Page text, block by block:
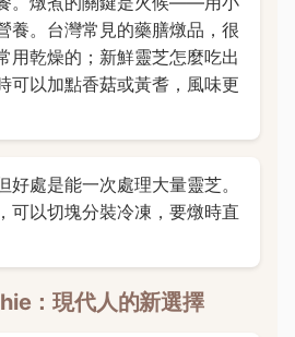
養。台灣常見的藥膳燉品，很
用乾燥的；新鮮靈芝怎麼吃出
可以加點香菇或黃耆，風味更
好處是能一次處理大量靈芝。
可以切塊分裝冷凍，要燉時直
：現代人的新選擇